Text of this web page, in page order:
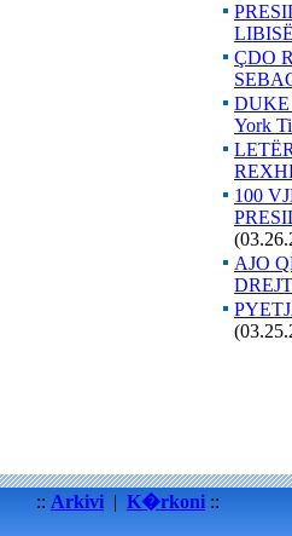
ÇDO
DUKE
York
100
AJO
:: Arkivi | K�rkoni ::